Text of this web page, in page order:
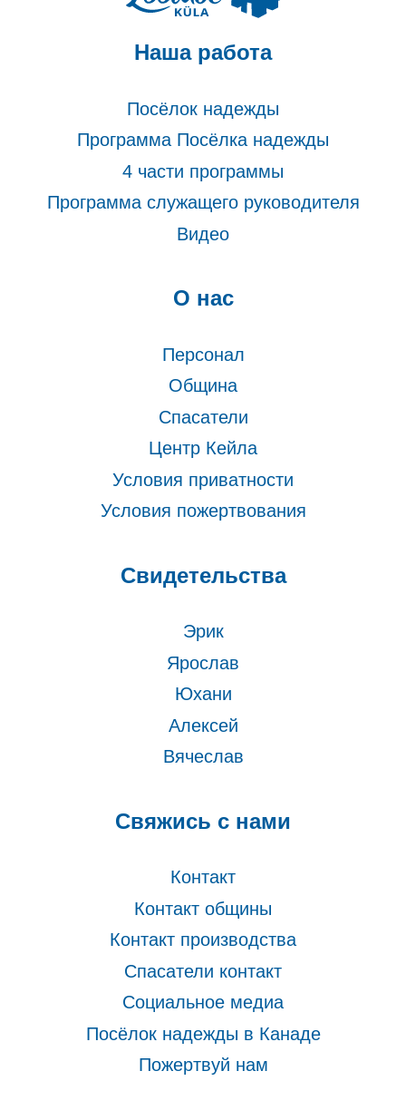
Наша работа
Посёлок надежды
Программа Посёлка надежды
4 части программы
Программа служащего руководителя
Видео
О нас
Персонал
Община
Спасатели
Центр Кейла
Условия приватности
Условия пожертвования
Свидетельства
Эрик
Ярослав
Юхани
Алексей
Вячеслав
Свяжись с нами
Контакт
Контакт общины
Контакт производства
Спасатели контакт
Социальное медиа
Посёлок надежды в Канаде
Пожертвуй нам